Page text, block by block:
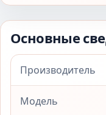
Основные
Производитель
Модель